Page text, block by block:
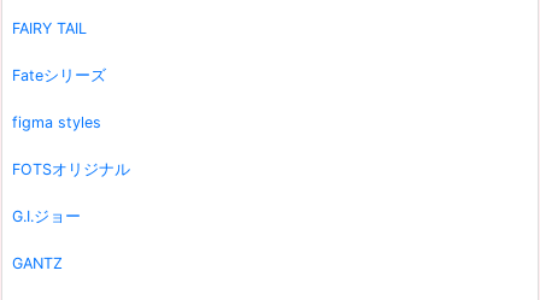
FAIRY TAIL
Fateシリーズ
figma styles
FOTSオリジナル
G.I.ジョー
GANTZ